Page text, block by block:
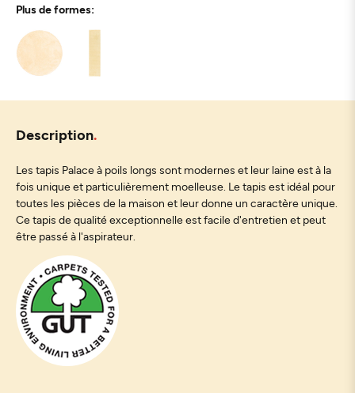
Plus de formes:
Description
Les tapis Palace à poils longs sont modernes et leur laine est à la
fois unique et particulièrement moelleuse. Le tapis est idéal pour
toutes les pièces de la maison et leur donne un caractère unique.
Ce tapis de qualité exceptionnelle est facile d'entretien et peut
être passé à l'aspirateur.